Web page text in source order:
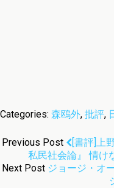
Categories: 森鴎外, 批評,
Previous Post
[書評]上
私民社会論』 情け
Next Post ジョージ・オ